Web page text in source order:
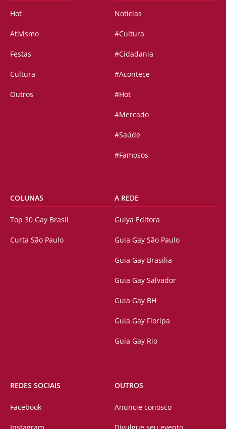
Hot
Ativismo
Festas
Cultura
Outros
Notícias
#Cultura
#Cidadania
#Acontece
#Hot
#Mercado
#Saúde
#Famosos
COLUNAS
Top 30 Gay Brasil
Curta São Paulo
A REDE
Guiya Editora
Guia Gay São Paulo
Guia Gay Brasilia
Guia Gay Salvador
Guia Gay BH
Guia Gay Floripa
Guia Gay Rio
REDES SOCIAIS
Facebook
OUTROS
Anuncie conosco